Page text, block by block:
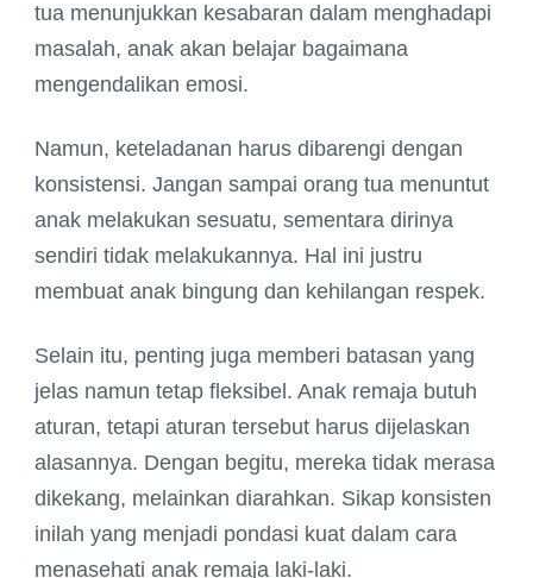
tua menunjukkan kesabaran dalam menghadapi
masalah, anak akan belajar bagaimana
mengendalikan emosi.
Namun, keteladanan harus dibarengi dengan
konsistensi. Jangan sampai orang tua menuntut
anak melakukan sesuatu, sementara dirinya
sendiri tidak melakukannya. Hal ini justru
membuat anak bingung dan kehilangan respek.
Selain itu, penting juga memberi batasan yang
jelas namun tetap fleksibel. Anak remaja butuh
aturan, tetapi aturan tersebut harus dijelaskan
alasannya. Dengan begitu, mereka tidak merasa
dikekang, melainkan diarahkan. Sikap konsisten
inilah yang menjadi pondasi kuat dalam cara
menasehati anak remaja laki-laki.